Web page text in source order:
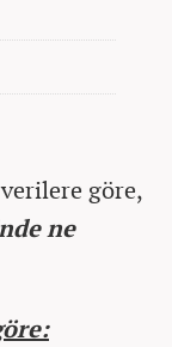
verilere göre,
ne